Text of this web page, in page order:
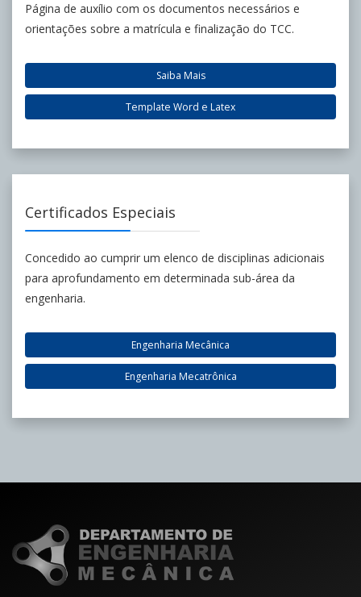
Página de auxílio com os documentos necessários e
orientações sobre a matrícula e finalização do TCC.
Saiba Mais
Template Word e Latex
Certificados Especiais
Concedido ao cumprir um elenco de disciplinas adicionais
para aprofundamento em determinada sub-área da
engenharia.
Engenharia Mecânica
Engenharia Mecatrônica